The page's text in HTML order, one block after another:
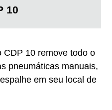
10
CDP 10 remove todo o
pneumáticas manuais,
em seu local de